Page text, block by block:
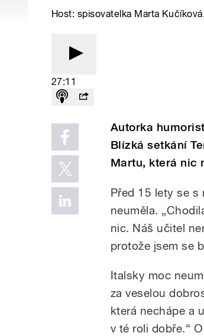
Host: spisovatelka Marta
27:11
Autorka
Blízká setkání
Martu, která nic
Před 15 lety se s
neuměla.
nic. Náš učitel
protože jsem se
Italsky moc
za veselou
která nechápe a
v té roli dobře.“